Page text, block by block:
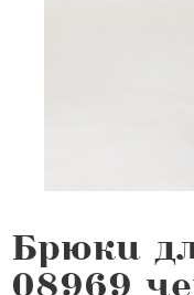
Брюки
08969